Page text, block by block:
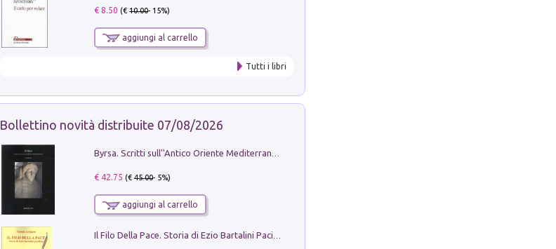
€ 8.50 (€10.00- 15%)
aggiungi al carrello
Tutti i libri
Bollettino novità distribuite 07/08/2026
€ 42.75 (€45.00- 5%)
aggiungi al carrello